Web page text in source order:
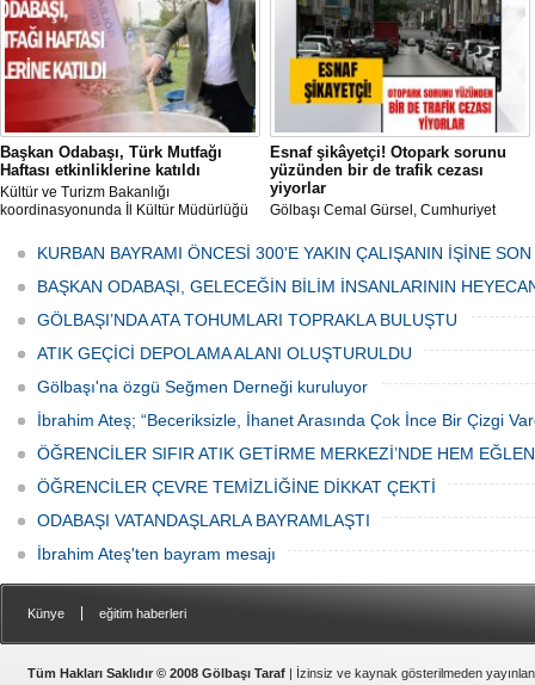
Başkan Odabaşı, Türk Mutfağı
Haftası etkinliklerine katıldı
Kültür ve Turizm Bakanlığı
koordinasyonunda İl Kültür Müdürlüğü
Haftası" etkinlikleri Ankara'da devam
ediyor.
Esnaf şikâyetçi! Otopark sorunu
yüzünden bir de trafik cezası
yiyorlar
Gölbaşı Cemal Gürsel, Cumhuriyet
bulunan esnaf ve alışverişe gelen
vatandaşlar park cezaları yüzünden
canından bezdi.
KURBAN BAYRAMI ÖNCESİ 300'E YAKIN ÇALIŞANIN İŞİNE
BAŞKAN ODABAŞI, GELECEĞİN BİLİM İNSANLARININ
GÖLBAŞI’NDA ATA TOHUMLARI TOPRAKLA BULUŞTU
ATIK GEÇİCİ DEPOLAMA ALANI OLUŞTURULDU
Gölbaşı'na özgü Seğmen Derneği kuruluyor
İbrahim Ateş; “Beceriksizle, İhanet Arasında Çok İnce Bir Çizgi
ÖĞRENCİLER SIFIR ATIK GETİRME MERKEZİ’NDE HEM
ÖĞRENCİLER ÇEVRE TEMİZLİĞİNE DİKKAT ÇEKTİ
ODABAŞI VATANDAŞLARLA BAYRAMLAŞTI
İbrahim Ateş'ten bayram mesajı
Künye eğitim haberleri
Tüm Hakları Saklıdır © 2008 Gölbaşı Taraf | İzinsiz ve kaynak gösterilmeden